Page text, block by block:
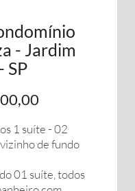
- Jardim
SP
1 suíte - 02
de fundo
01 suíte, todos